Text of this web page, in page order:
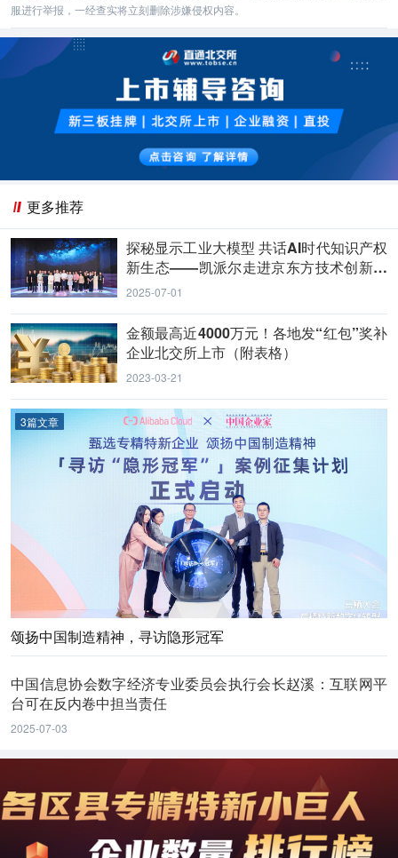
服进行举报，一经查实将立刻删除涉嫌侵权内容。
更多推荐
探秘显示工业大模型 共话AI时代知识产权
新生态——凯派尔走进京东方技术创新中
心
2025-07-01
金额最高近4000万元！各地发“红包”奖补
企业北交所上市（附表格）
2023-03-21
3篇文章
颂扬中国制造精神，寻访隐形冠军
中国信息协会数字经济专业委员会执行会长赵溪：互联网平
台可在反内卷中担当责任
2025-07-03